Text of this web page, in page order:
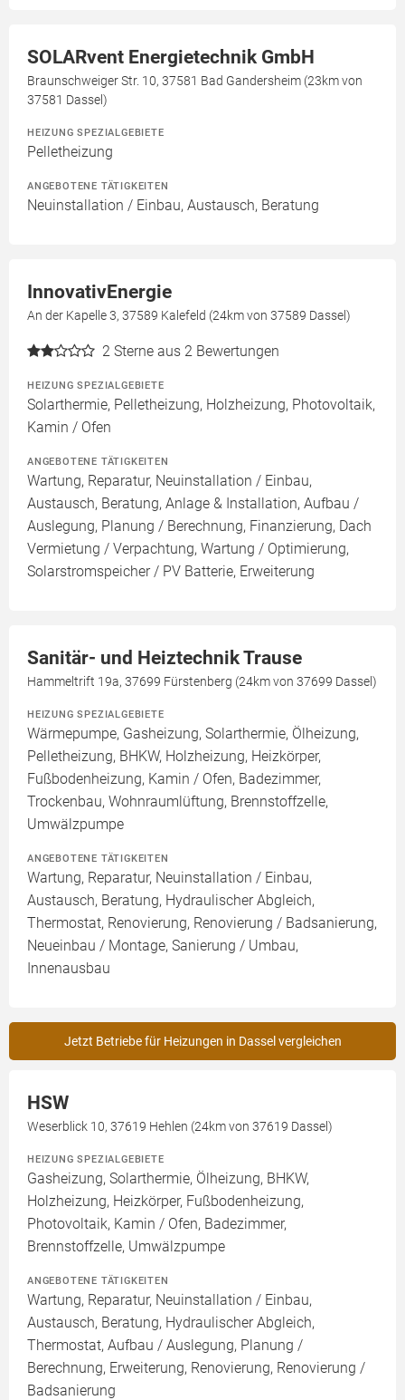
SOLARvent Energietechnik GmbH
Braunschweiger Str. 10, 37581 Bad Gandersheim (23km von
37581 Dassel)
HEIZUNG SPEZIALGEBIETE
Pelletheizung
ANGEBOTENE TÄTIGKEITEN
Neuinstallation / Einbau, Austausch, Beratung
InnovativEnergie
An der Kapelle 3, 37589 Kalefeld (24km von 37589 Dassel)
2 Sterne aus 2 Bewertungen
HEIZUNG SPEZIALGEBIETE
Solarthermie, Pelletheizung, Holzheizung, Photovoltaik,
Kamin / Ofen
ANGEBOTENE TÄTIGKEITEN
Wartung, Reparatur, Neuinstallation / Einbau,
Austausch, Beratung, Anlage & Installation, Aufbau /
Auslegung, Planung / Berechnung, Finanzierung, Dach
Vermietung / Verpachtung, Wartung / Optimierung,
Solarstromspeicher / PV Batterie, Erweiterung
Sanitär- und Heiztechnik Trause
Hammeltrift 19a, 37699 Fürstenberg (24km von 37699 Dassel)
HEIZUNG SPEZIALGEBIETE
Wärmepumpe, Gasheizung, Solarthermie, Ölheizung,
Pelletheizung, BHKW, Holzheizung, Heizkörper,
Fußbodenheizung, Kamin / Ofen, Badezimmer,
Trockenbau, Wohnraumlüftung, Brennstoffzelle,
Umwälzpumpe
ANGEBOTENE TÄTIGKEITEN
Wartung, Reparatur, Neuinstallation / Einbau,
Austausch, Beratung, Hydraulischer Abgleich,
Thermostat, Renovierung, Renovierung / Badsanierung,
Neueinbau / Montage, Sanierung / Umbau,
Innenausbau
Jetzt Betriebe für Heizungen in Dassel vergleichen
HSW
Weserblick 10, 37619 Hehlen (24km von 37619 Dassel)
HEIZUNG SPEZIALGEBIETE
Gasheizung, Solarthermie, Ölheizung, BHKW,
Holzheizung, Heizkörper, Fußbodenheizung,
Photovoltaik, Kamin / Ofen, Badezimmer,
Brennstoffzelle, Umwälzpumpe
ANGEBOTENE TÄTIGKEITEN
Wartung, Reparatur, Neuinstallation / Einbau,
Austausch, Beratung, Hydraulischer Abgleich,
Thermostat, Aufbau / Auslegung, Planung /
Berechnung, Erweiterung, Renovierung, Renovierung /
Badsanierung